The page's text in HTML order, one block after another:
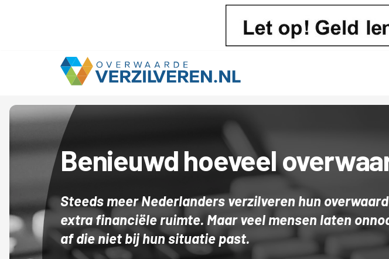
Benieuwd hoeveel
Steeds meer Nederlanders verzilveren hun
extra financiële ruimte. Maarveel mensen laten
af die niet bij hun situatie past.